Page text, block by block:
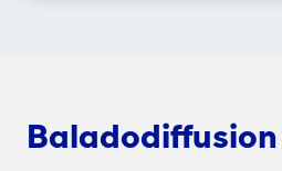
Baladodiffusion